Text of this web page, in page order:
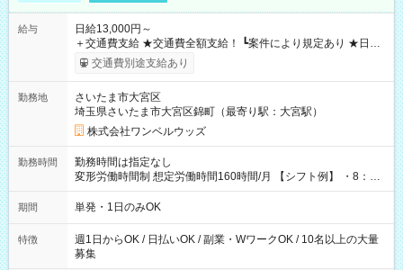
給与
日給13,000円～
＋交通費支給 ★交通費全額支給！ ┗案件により規定あり ★日払
いOK！（規定あり） ┗働いたその日に現金GET♪ お仕事後はコ
ンビニATMから 日払い分を引き落とせます！ 【試用期間】試
交通費別途支給あり
勤務地
さいたま市大宮区
埼玉県さいたま市大宮区錦町（最寄り駅：大宮駅）
株式会社ワンベルウッズ
勤務時間
勤務時間は指定なし
変形労働時間制 想定労働時間160時間/月 【シフト例】 ・8：00
～21：00
期間 単発・1日のみOK
特徴
週1日からOK / 日払いOK / 副業・WワークOK / 10名以上の大量
募集